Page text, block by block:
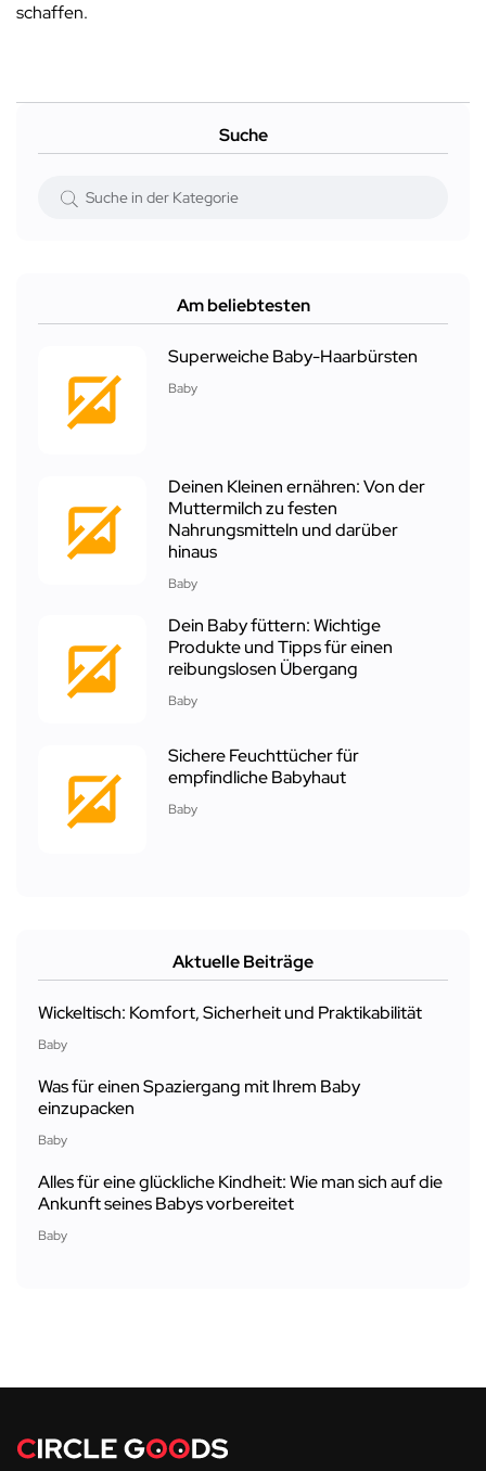
schaffen.
Suche
Am beliebtesten
Superweiche Baby-Haarbürsten
Baby
Deinen Kleinen ernähren: Von der
Muttermilch zu festen
Nahrungsmitteln und darüber
hinaus
Baby
Dein Baby füttern: Wichtige
Produkte und Tipps für einen
reibungslosen Übergang
Baby
Sichere Feuchttücher für
empfindliche Babyhaut
Baby
Aktuelle Beiträge
Wickeltisch: Komfort, Sicherheit und Praktikabilität
Baby
Was für einen Spaziergang mit Ihrem Baby
einzupacken
Baby
Alles für eine glückliche Kindheit: Wie man sich auf die
Ankunft seines Babys vorbereitet
Baby